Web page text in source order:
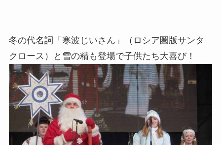
冬の代名詞「寒波じいさん」（ロシア圏版サンタ
クロース）と雪の精も登場で子供たち大喜び！